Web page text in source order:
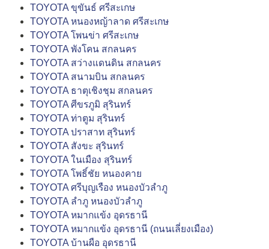
TOYOTA ขุขันธ์ ศรีสะเกษ
TOYOTA หนองหญ้าลาด ศรีสะเกษ
TOYOTA โพนข่า ศรีสะเกษ
TOYOTA พังโคน สกลนคร
TOYOTA สว่างแดนดิน สกลนคร
TOYOTA สนามบิน สกลนคร
TOYOTA ธาตุเชิงชุม สกลนคร
TOYOTA ศีขรภูมิ สุรินทร์
TOYOTA ท่าตูม สุรินทร์
TOYOTA ปราสาท สุรินทร์
TOYOTA สังขะ สุรินทร์
TOYOTA ในเมือง สุรินทร์
TOYOTA โพธิ์ชัย หนองคาย
TOYOTA ศรีบุญเรือง หนองบัวลำภู
TOYOTA ลำภู หนองบัวลำภู
TOYOTA หมากแข้ง อุดรธานี
TOYOTA หมากแข้ง อุดรธานี (ถนนเลี่ยงเมือง)
TOYOTA บ้านผือ อุดรธานี